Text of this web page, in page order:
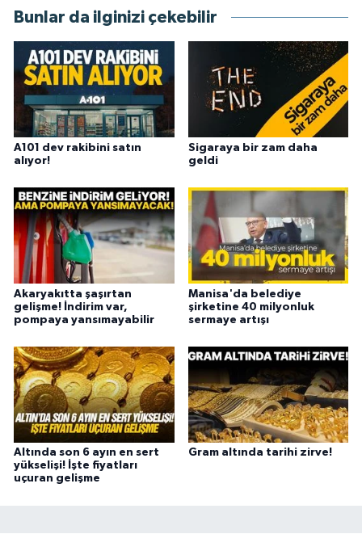
Bunlar da ilginizi çekebilir
A101 dev rakibini satın
alıyor!
Sigaraya bir zam daha
geldi
Akaryakıtta şaşırtan
gelişme! İndirim var,
pompaya yansımayabilir
Manisa'da belediye
şirketine 40 milyonluk
sermaye artışı
Altında son 6 ayın en sert
yükselişi! İşte fiyatları
uçuran gelişme
Gram altında tarihi zirve!